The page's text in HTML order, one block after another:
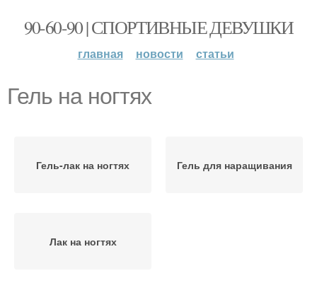
90-60-90 | СПОРТИВНЫЕ ДЕВУШКИ
главная новости статьи
Гель на ногтях
Гель-лак на ногтях Гель для наращивания
Лак на ногтях